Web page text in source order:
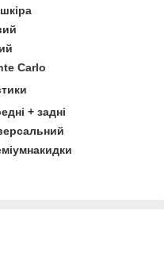
Carlo
+ задні